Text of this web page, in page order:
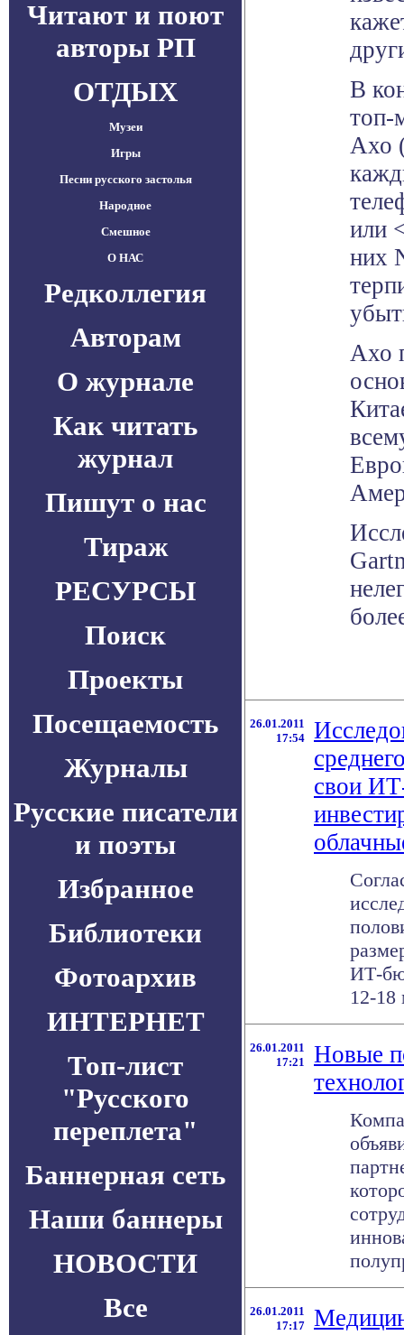
Читают и поют
авторы РП
ОТДЫХ
Музеи
Игры
Песни русского застолья
Народное
Смешное
О НАС
Редколлегия
Авторам
О журнале
Как читать
журнал
Пишут о нас
Тираж
РЕСУРСЫ
Поиск
Проекты
Посещаемость
Журналы
Русские писатели
и поэты
Избранное
Библиотеки
Фотоархив
ИНТЕРНЕТ
Топ-лист
"Русского
переплета"
Баннерная сеть
Наши баннеры
НОВОСТИ
Все
В
топ-
Ахо
или
них
Ахо
26.01.2011
17:54
свои
ИТ-
12-18
26.01.2011
17:21
Новые
26.01.2011
17:17